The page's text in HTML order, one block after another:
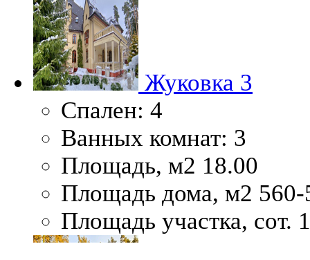
Жуковка 3
Спален: 4
Ванных комнат: 3
Площадь, м2 18.00
Площадь дома, м2
Площадь участка, сот.